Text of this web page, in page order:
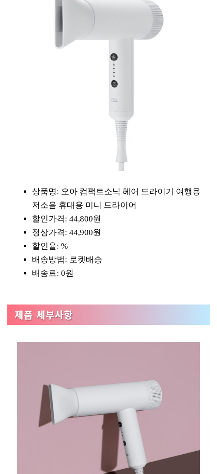
상품명: 오아 컴팩트소닉 헤어 드라이기 여행용
저소음 휴대용 미니 드라이어
할인가격: 44,800원
정상가격: 44,900원
할인율: %
배송방법: 로켓배송
배송료: 0원
제품 세부사항